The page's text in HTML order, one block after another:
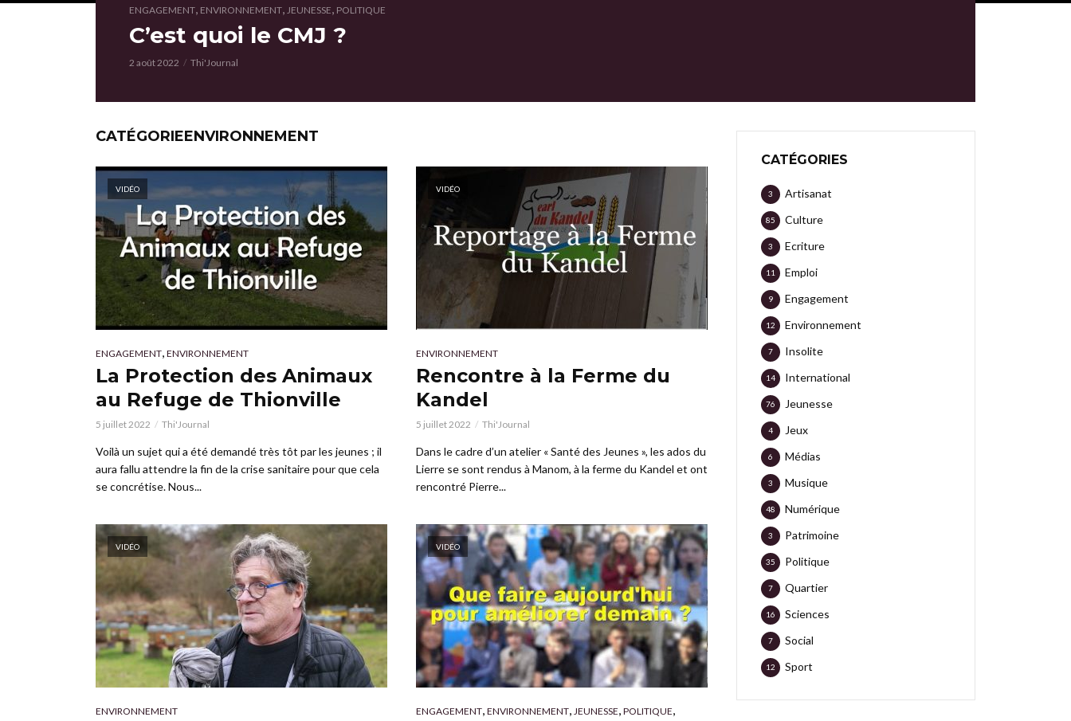
ENGAGEMENT, ENVIRONNEMENT, JEUNESSE, POLITIQUE
C’est quoi le CMJ ?
2 août 2022 Thi'Journal
CATÉGORIEENVIRONNEMENT
VIDÉO
ENGAGEMENT, ENVIRONNEMENT
La Protection des Animaux
au Refuge de Thionville
5 juillet 2022 Thi'Journal
Voilà un sujet qui a été demandé très tôt par les jeunes ; il
aura fallu attendre la fin de la crise sanitaire pour que cela
se concrétise. Nous...
VIDÉO
ENVIRONNEMENT
Rencontre à la Ferme du
Kandel
5 juillet 2022 Thi'Journal
Dans le cadre d’un atelier « Santé des Jeunes », les ados du
Lierre se sont rendus à Manom, à la ferme du Kandel et ont
rencontré Pierre...
VIDÉO
ENVIRONNEMENT
VIDÉO
ENGAGEMENT, ENVIRONNEMENT, JEUNESSE, POLITIQUE,
CATÉGORIES
Artisanat
3
Culture
85
Ecriture
3
Emploi
11
Engagement
9
Environnement
12
Insolite
7
International
14
Jeunesse
76
Jeux
4
Médias
6
Musique
3
Numérique
48
Patrimoine
3
Politique
35
Quartier
7
Sciences
16
Social
7
Sport
12